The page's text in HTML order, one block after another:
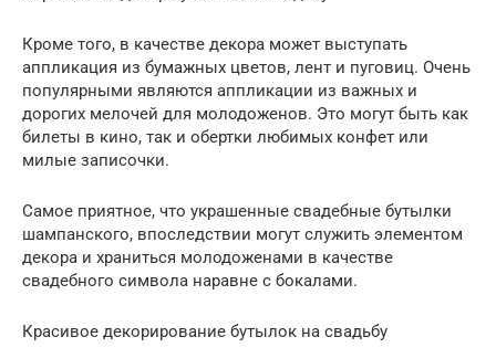
Кроме того, в качестве декора может выступать
аппликация из бумажных цветов, лент и пуговиц. Очень
популярными являются аппликации из важных и
дорогих мелочей для молодоженов. Это могут быть как
билеты в кино, так и обертки любимых конфет или
милые записочки.
Самое приятное, что украшенные свадебные бутылки
шампанского, впоследствии могут служить элементом
декора и храниться молодоженами в качестве
свадебного символа наравне с бокалами.
Красивое декорирование бутылок на свадьбу